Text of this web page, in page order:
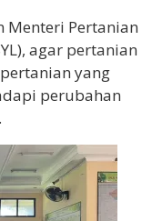
Menteri Pertanian
agar pertanian
yang
perubahan